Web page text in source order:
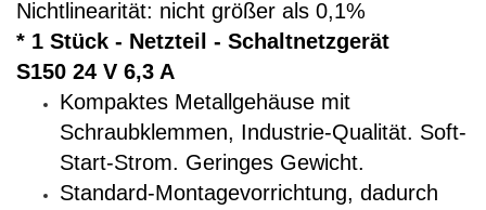
Nichtlinearität: nicht größer als 0,1%
* 1 Stück - Netzteil - Schaltnetzgerät
S150 24 V 6,3 A
Kompaktes Metallgehäuse mit
Schraubklemmen, Industrie-Qualität. Soft-
Start-Strom. Geringes Gewicht.
Standard-Montagevorrichtung, dadurch